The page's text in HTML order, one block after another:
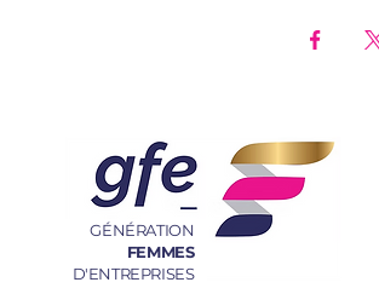
GÉNÉRATION
FEMMES
D'ENTREPRISES